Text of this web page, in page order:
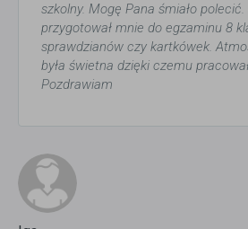
szkolny. Mogę Pana śmiało
przygotował mnie do egzaminu 8
sprawdzianów czy kartkówek.
była świetna dzięki czemu
Pozdrawiam